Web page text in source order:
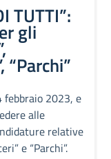
TUTTI”:
gli
“Parchi”
2023, e
alle
relative
e “Parchi”.